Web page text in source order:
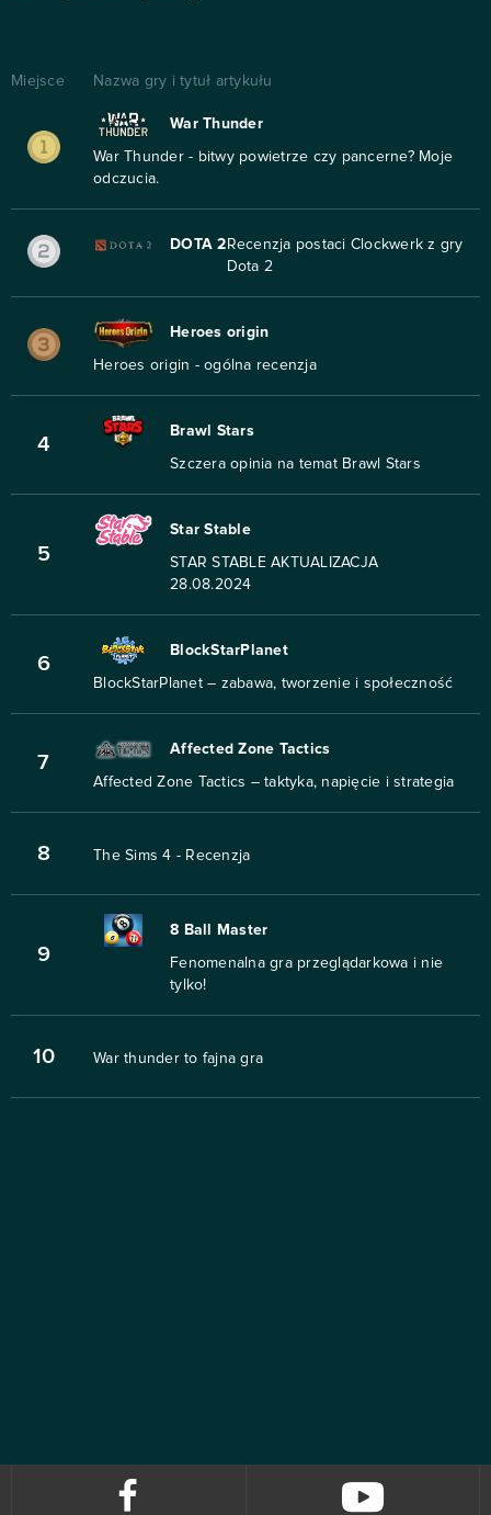
Miejsce Nazwa gry i tytuł artykułu
War Thunder
War Thunder - bitwy powietrze czy pancerne? Moje
odczucia.
DOTA 2 Recenzja postaci Clockwerk z gry
Dota 2
Heroes origin
Heroes origin - ogólna recenzja
4
Brawl Stars
Szczera opinia na temat Brawl Stars
5
Star Stable
STAR STABLE AKTUALIZACJA
28.08.2024
6
BlockStarPlanet
BlockStarPlanet – zabawa, tworzenie i społeczność
7
Affected Zone Tactics
Affected Zone Tactics – taktyka, napięcie i strategia
8 The Sims 4 - Recenzja
9
8 Ball Master
Fenomenalna gra przeglądarkowa i nie
tylko!
10 War thunder to fajna gra